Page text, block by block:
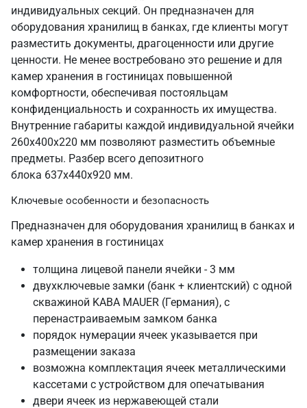
индивидуальных секций. Он предназначен для
оборудования хранилищ в банках, где клиенты могут
разместить документы, драгоценности или другие
ценности. Не менее востребовано это решение и для
камер хранения в гостиницах повышенной
комфортности, обеспечивая постояльцам
конфиденциальность и сохранность их имущества.
Внутренние габариты каждой индивидуальной ячейки
260х400х220 мм позволяют разместить объемные
предметы. Разбер всего депозитного
блока 637х440х920 мм.
Ключевые особенности и безопасность
Предназначен для оборудования хранилищ в банках и
камер хранения в гостиницах
толщина лицевой панели ячейки - 3 мм
двухключевые замки (банк + клиентский) с одной
скважиной KABA MAUER (Германия), с
перенастраиваемым замком банка
порядок нумерации ячеек указывается при
размещении заказа
возможна комплектация ячеек металлическими
кассетами с устройством для опечатывания
двери ячеек из нержавеющей стали